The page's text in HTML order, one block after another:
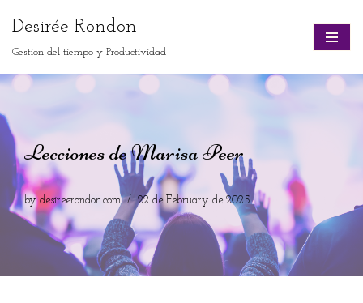
content
Desirée Rondon
Gestión del tiempo y Productividad
Lecciones de Marisa Peer
bydesireerondon.com 22 de February de 2025